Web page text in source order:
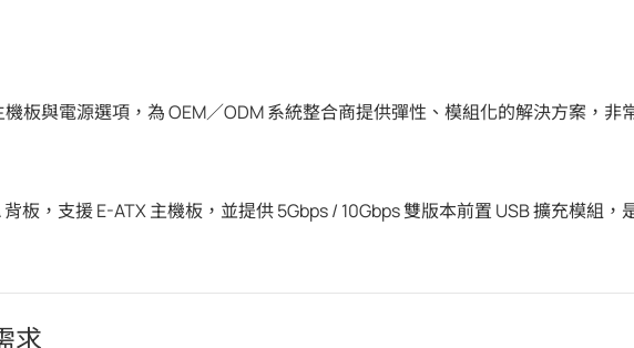
板與電源選項，為 OEM／ODM 系統整合商提供彈性、模組化的解決方案，非
板，支援 E-ATX 主機板，並提供 5Gbps / 10Gbps 雙版本前置 USB 擴充模組
求